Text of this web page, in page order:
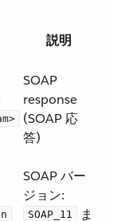
説明
SOAP
response
(SOAP 応
答)
SOAP バー
ジョン:
SOAP_11 ​ ま